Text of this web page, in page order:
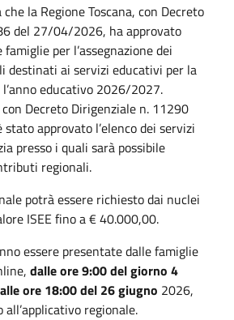
la Regione Toscana, con Decreto
del 27/04/2026, ha approvato
per l’assegnazione dei
destinati ai servizi educativi per la
educativo 2026/2027.
Decreto Dirigenziale n. 11290
approvato l’elenco dei servizi
presso i quali sarà possibile
regionali.
potrà essere richiesto dai nuclei
ISEE fino a € 40.000,00.
essere presentate dalle famiglie
dalle ore 9:00 del giorno 4
alle ore 18:00 del 26 giugno 2026,
all’applicativo regionale.